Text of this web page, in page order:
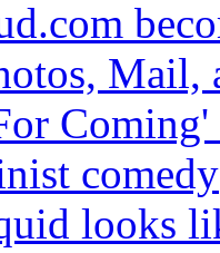
Mail,
comedy
looks